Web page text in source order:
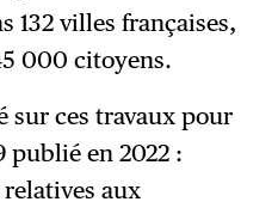
132 villes françaises,
000 citoyens.
sur ces travaux pour
publié en 2022 :
aux